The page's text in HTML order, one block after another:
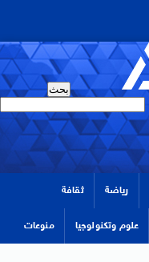
رياضة ثقافة
علوم وتكنولوجيا منوعات